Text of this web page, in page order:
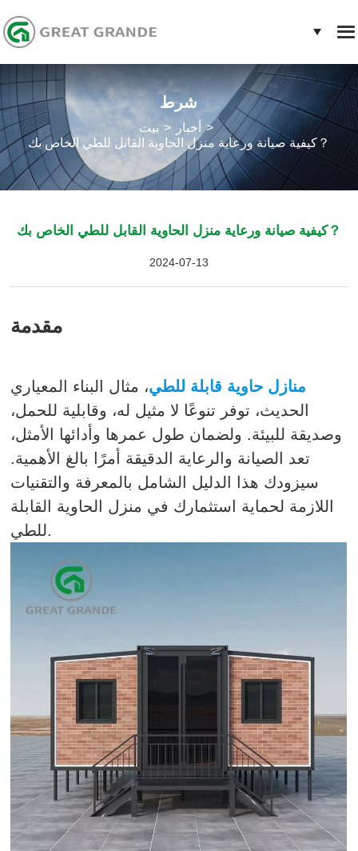
شرط
بيت
أخبار
كيفية صيانة ورعاية منزل الحاوية القابل للطي الخاص بك？
كيفية صيانة ورعاية منزل الحاوية القابل للطي الخاص بك？
2024-07-13
مقدمة
منازل حاوية قابلة للطي، مثال البناء المعياري
الحديث، توفر تنوعًا لا مثيل له، وقابلية للحمل،
وصديقة للبيئة. ولضمان طول عمرها وأدائها الأمثل،
تعد الصيانة والرعاية الدقيقة أمرًا بالغ الأهمية.
سيزودك هذا الدليل الشامل بالمعرفة والتقنيات
اللازمة لحماية استثمارك في منزل الحاوية القابلة
للطي.